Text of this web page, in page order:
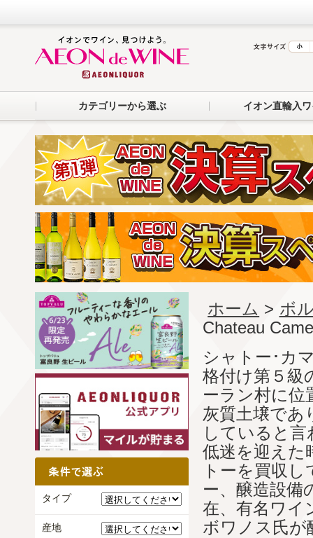
カテゴリーから選ぶ イオン直輸入
ホーム > ボ
Chateau
シャトー･カ
格付け第５級
ーラン村に位
灰質土壌であ
していると
低迷を迎えた
トーを買収
ー、醸造設備
在、有名ワイ
ボワノス氏が
タイプ
産地